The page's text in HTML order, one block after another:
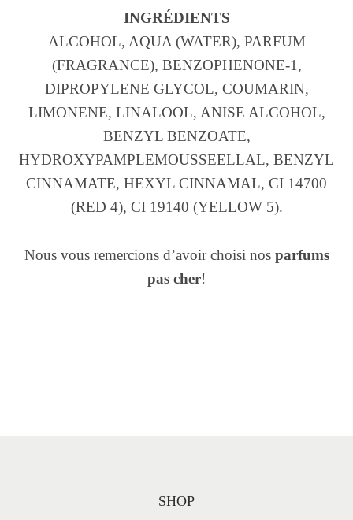
INGRÉDIENTS
ALCOHOL, AQUA (WATER), PARFUM
(FRAGRANCE), BENZOPHENONE-1,
DIPROPYLENE GLYCOL, COUMARIN,
LIMONENE, LINALOOL, ANISE ALCOHOL,
BENZYL BENZOATE,
HYDROXYPAMPLEMOUSSEELLAL, BENZYL
CINNAMATE, HEXYL CINNAMAL, CI 14700
(RED 4), CI 19140 (YELLOW 5).
Nous vous remercions d’avoir choisi nos parfums
pas cher!
SHOP